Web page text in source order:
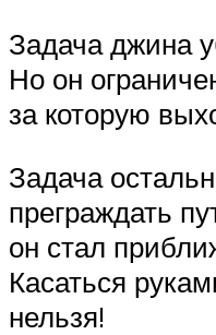
Задача джина
Но он
за которую
Задача
преграждать
он стал
Касаться
нельзя!